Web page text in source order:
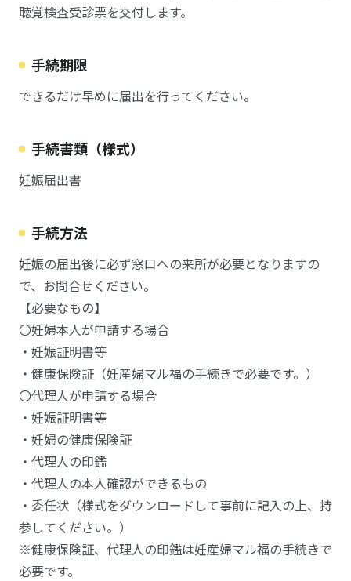
聴覚検査受診票を交付します。
手続期限
できるだけ早めに届出を行ってください。
手続書類（様式）
妊娠届出書
手続方法
妊娠の届出後に必ず窓口への来所が必要となりますの
で、お問合せください。
【必要なもの】
〇妊婦本人が申請する場合
・妊娠証明書等
・健康保険証（妊産婦マル福の手続きで必要です。）
〇代理人が申請する場合
・妊娠証明書等
・妊婦の健康保険証
・代理人の印鑑
・代理人の本人確認ができるもの
・委任状（様式をダウンロードして事前に記入の上、持
参してください。）
※健康保険証、代理人の印鑑は妊産婦マル福の手続きで
必要です。